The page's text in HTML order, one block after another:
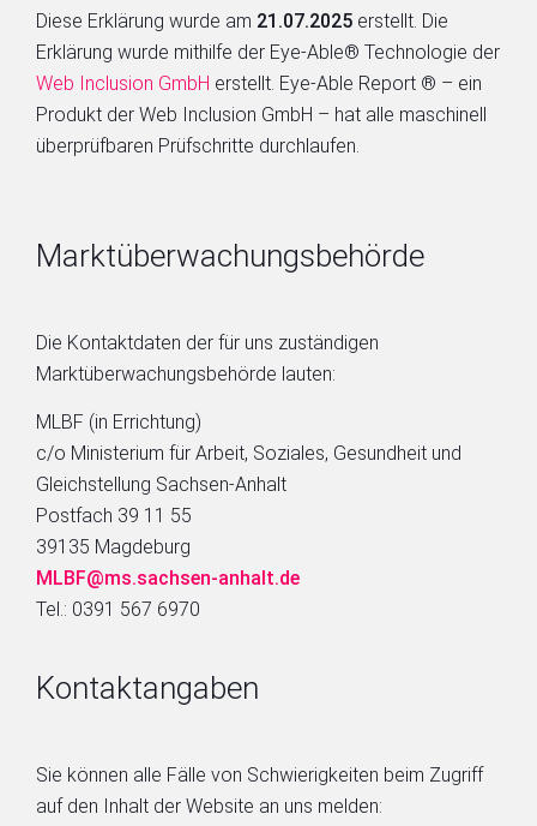
Diese Erklärung wurde am 21.07.2025 erstellt. Die
Erklärung wurde mithilfe der Eye-Able® Technologie der
Web Inclusion GmbH erstellt. Eye-Able Report ® – ein
Produkt der Web Inclusion GmbH – hat alle maschinell
überprüfbaren Prüfschritte durchlaufen.
Marktüberwachungsbehörde
Die Kontaktdaten der für uns zuständigen
Marktüberwachungsbehörde lauten:
MLBF (in Errichtung)
c/o Ministerium für Arbeit, Soziales, Gesundheit und
Gleichstellung Sachsen-Anhalt
Postfach 39 11 55
39135 Magdeburg
MLBF@ms.sachsen-​anhalt.de
Tel.: 0391 567 6970
Kontaktangaben
Sie können alle Fälle von Schwierigkeiten beim Zugriff
auf den Inhalt der Website an uns melden: